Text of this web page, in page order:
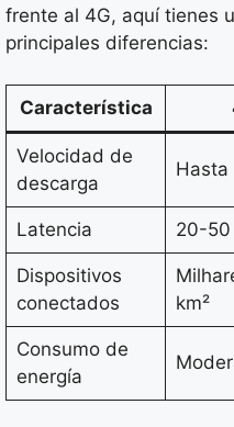
frente al 4G, aquí tienes
principales diferencias:
Característica
Velocidad de
descarga
Hasta
Latencia 20-50
Dispositivos
conectados
km²
Consumo de
energía